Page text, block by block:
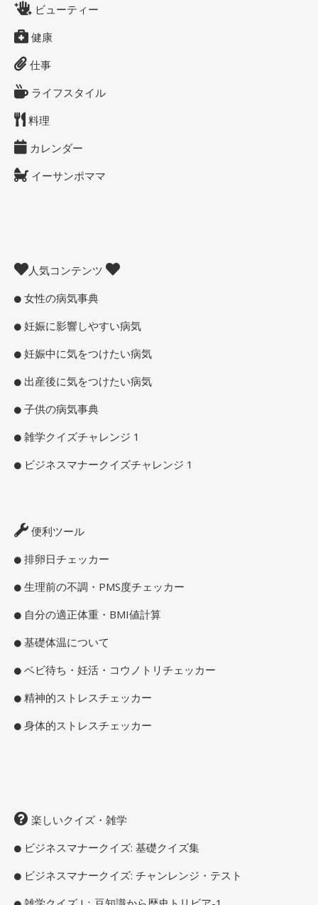
ビューティー
健康
仕事
ライフスタイル
料理
カレンダー
イーサンポママ
人気コンテンツ
女性の病気事典
妊娠に影響しやすい病気
妊娠中に気をつけたい病気
出産後に気をつけたい病気
子供の病気事典
雑学クイズチャレンジ 1
ビジネスマナークイズチャレンジ 1
便利ツール
排卵日チェッカー
生理前の不調・PMS度チェッカー
自分の適正体重・BMI値計算
基礎体温について
ベビ待ち・妊活・コウノトリチェッカー
精神的ストレスチェッカー
身体的ストレスチェッカー
楽しいクイズ・雑学
ビジネスマナークイズ: 基礎クイズ集
ビジネスマナークイズ: チャンレンジ・テスト